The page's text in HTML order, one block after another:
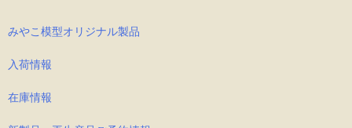
みやこ模型オリジナル製品
入荷情報
在庫情報